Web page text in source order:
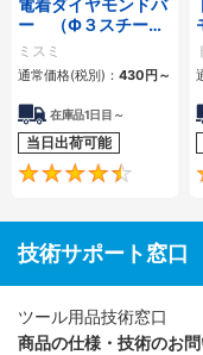
電着ダイヤモンドバ
ー （Ф３スチール
シャンク）
ミスミ
通常価格(税別)： 430円 ～
在庫品1日目～
当日出荷可能
技術サポート窓口
ツール用品技術窓口
商品の仕様・技術のお